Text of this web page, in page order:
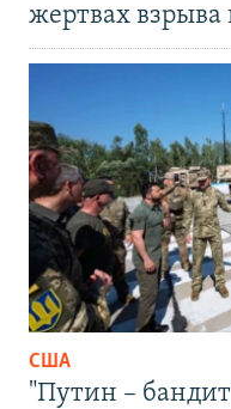
жертвах взрыва
США
"Путин –